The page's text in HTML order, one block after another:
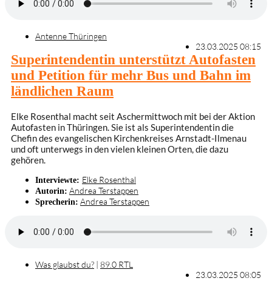
Antenne Thüringen
23.03.2025 08:15
Superintendentin unterstützt Autofasten
und Petition für mehr Bus und Bahn im
ländlichen Raum
Elke Rosenthal macht seit Aschermittwoch mit bei der Aktion
Autofasten in Thüringen. Sie ist als Superintendentin die
Chefin des evangelischen Kirchenkreises Arnstadt-Ilmenau
und oft unterwegs in den vielen kleinen Orten, die dazu
gehören.
Interviewte: Elke Rosenthal
Autorin: Andrea Terstappen
Sprecherin: Andrea Terstappen
Was glaubst du? | 89.0 RTL
23.03.2025 08:05